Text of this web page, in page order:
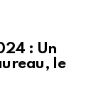
: Un
le